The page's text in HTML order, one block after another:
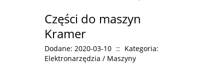
Części do maszyn
Kramer
Dodane: 2020-03-10 :: Kategoria:
Elektronarzędzia / Maszyny